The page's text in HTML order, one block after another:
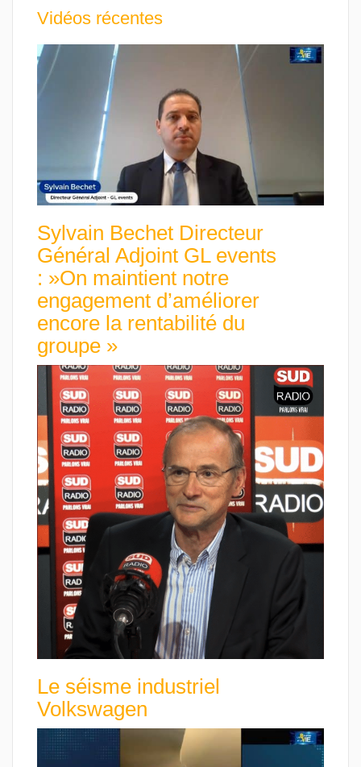
Vidéos récentes
Sylvain Bechet Directeur
Général Adjoint GL events
: »On maintient notre
engagement d’améliorer
encore la rentabilité du
groupe »
Le séisme industriel
Volkswagen